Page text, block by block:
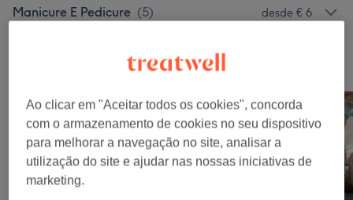
Manicure E Pedicure (5) desde € 6
O nosso Trabalho
Ao clicar em "Aceitar todos os cookies", concorda
com o armazenamento de cookies no seu dispositivo
para melhorar a navegação no site, analisar a
utilização do site e ajudar nas nossas iniciativas de
marketing.